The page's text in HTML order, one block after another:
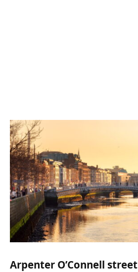
Arpenter O’Connell street